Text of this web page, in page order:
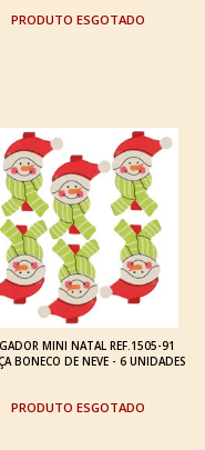
ESGOTADO
MINI NATAL REF.1505-91
BONECO DE NEVE - 6 UNIDADES
ESGOTADO